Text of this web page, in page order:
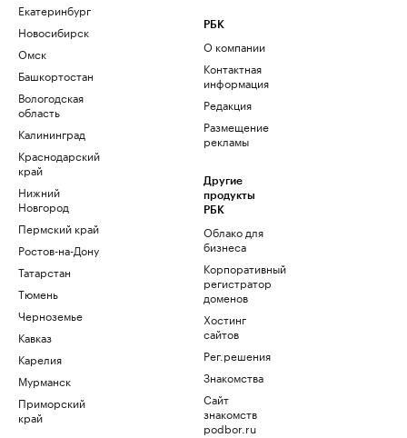
Екатеринбург
Новосибирск
Омск
Башкортостан
Вологодская
область
Калининград
Краснодарский
край
Нижний
Новгород
Пермский край
Ростов-на-Дону
Татарстан
Тюмень
Черноземье
Кавказ
Карелия
Мурманск
Приморский
край
РБК
О компании
Контактная
информация
Редакция
Размещение
рекламы
Другие
продукты
РБК
Облако для
бизнеса
Корпоративный
регистратор
доменов
Хостинг
сайтов
Рег.решения
Знакомства
Сайт
знакомств
podbor.ru